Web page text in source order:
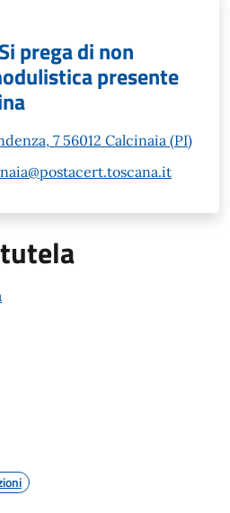
prega di non
presente
7 56012 Calcinaia (PI)